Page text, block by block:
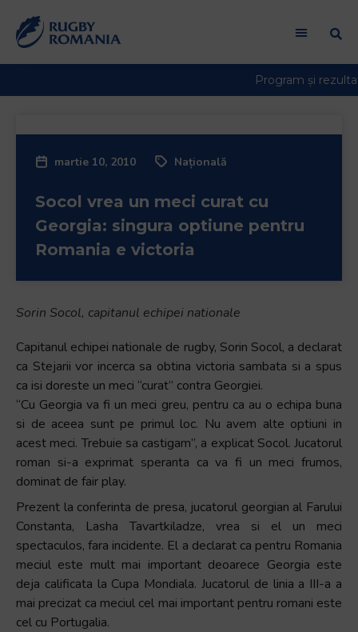
venit
cititorul
Pentru
cititorul
One
Accessibility,
apăsați
„Ctrl
Această
comandă
rapidă
activează
cititorul
ecran
pentru
martie 10, 2010 Națională
Socol vrea un meci curat cu
Georgia: singura optiune pentru
Romania e victoria
Sorin Socol, capitanul echipei nationale
Capitanul echipei nationale de rugby, Sorin Socol, a declarat
ca Stejarii vor incerca sa obtina victoria sambata si a spus
ca isi doreste un meci “curat” contra Georgiei.
“Cu Georgia va fi un meci greu, pentru ca au o echipa buna
si de aceea sunt pe primul loc. Nu avem alte optiuni in
acest meci. Trebuie sa castigam”, a explicat Socol. Jucatorul
roman si-a exprimat speranta ca va fi un meci frumos,
dominat de fair play.
Prezent la conferinta de presa, jucatorul georgian al Farului
Constanta, Lasha Tavartkiladze, vrea si el un meci
spectaculos, fara incidente. El a declarat ca pentru Romania
meciul este mult mai important deoarece Georgia este
deja calificata la Cupa Mondiala. Jucatorul de linia a III-a a
mai precizat ca meciul cel mai important pentru romani este
cel cu Portugalia.